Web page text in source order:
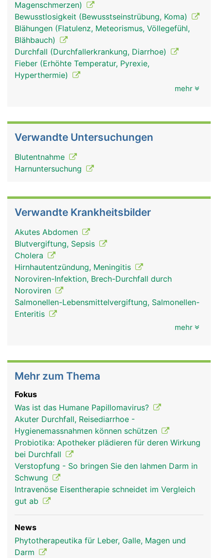
Magenschmerzen)
Bewusstlosigkeit (Bewusstseinstrübung, Koma)
Blähungen (Flatulenz, Meteorismus, Völlegefühl,
Blähbauch)
Durchfall (Durchfallerkrankung, Diarrhoe)
Fieber (Erhöhte Temperatur, Pyrexie,
Hyperthermie)
mehr
Verwandte Untersuchungen
Blutentnahme
Harnuntersuchung
Verwandte Krankheitsbilder
Akutes Abdomen
Blutvergiftung, Sepsis
Cholera
Hirnhautentzündung, Meningitis
Noroviren-Infektion, Brech-Durchfall durch
Noroviren
Salmonellen-Lebensmittelvergiftung, Salmonellen-
Enteritis
mehr
Mehr zum Thema
Fokus
Was ist das Humane Papillomavirus?
Akuter Durchfall, Reisediarrhoe -
Hygienemassnahmen können schützen
Probiotika: Apotheker plädieren für deren Wirkung
bei Durchfall
Verstopfung - So bringen Sie den lahmen Darm in
Schwung
Intravenöse Eisentherapie schneidet im Vergleich
gut ab
News
Phytotherapeutika für Leber, Galle, Magen und
Darm